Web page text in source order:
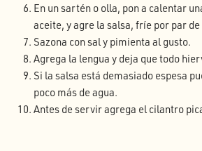
En un sartén o olla, pon a calentar
aceite, y agre la salsa, fríe por par
Sazona con sal y pimienta al gusto.
Agrega la lengua y deja que todo
Si la salsa está demasiado espesa
poco más de agua.
Antes de servir agrega el cilantro